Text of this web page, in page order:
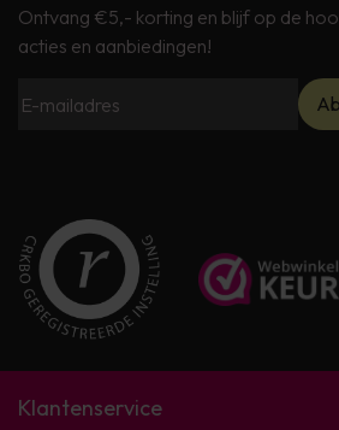
Ontvang €5,- korting en blijf op de
acties en aanbiedingen!
Klantenservice